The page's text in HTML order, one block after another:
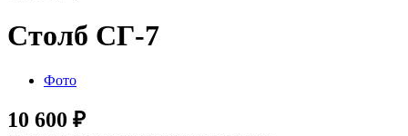
Столб СГ-7
Фото
10 600 ₽